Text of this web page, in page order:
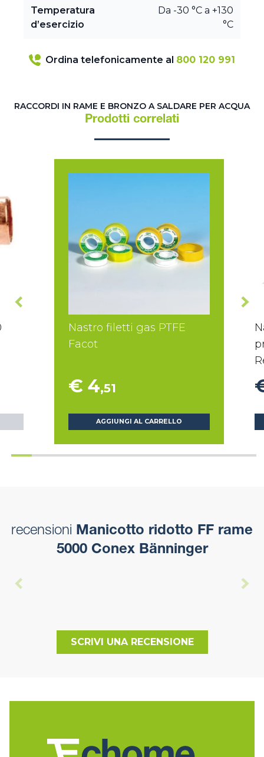
Temperatura
d’esercizio
Da -30 °C a +130
°C
Ordina telefonicamente al 800 120 991
RACCORDI IN RAME E BRONZO A SALDARE PER ACQUA
Prodotti correlati
Nastro filetti gas PTFE
Facot
€ 4,51
AGGIUNGI AL CARRELLO
recensioni Manicotto ridotto FF rame
5000 Conex Bänninger
SCRIVI UNA RECENSIONE